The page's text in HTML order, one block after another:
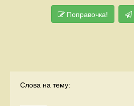
Поправочка!
Слова на тему: